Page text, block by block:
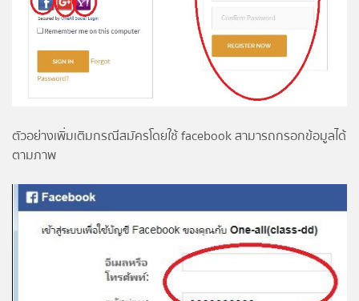
ตัวอย่างเพิ่มเติมกรณีสมัครโดยใช้ facebook สามารถกรอกข้อมูลได้
ตามภาพ